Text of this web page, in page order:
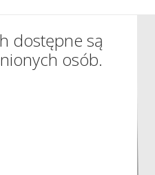
dostępne są
osób.